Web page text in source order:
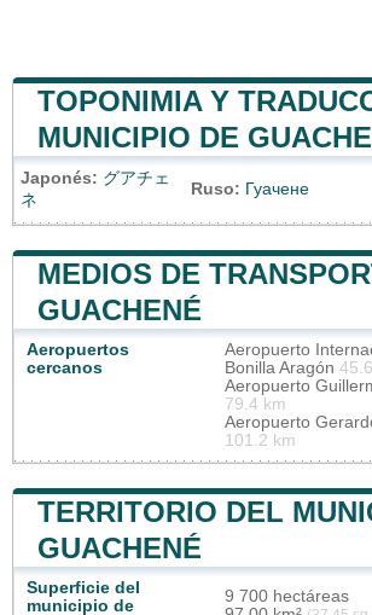
TOPONIMIA Y
MUNICIPIO DE
Japonés: グアチェ
ネ
Ruso: Гуачене
MEDIOS DE
GUACHENÉ
Aeropuertos
cercanos
Aeropuerto
Bonilla Aragón
Aeropuerto
79.4 km
Aeropuerto
101.2 km
TERRITORIO DEL
GUACHENÉ
Superficie del
municipio de
9 700 hectáreas